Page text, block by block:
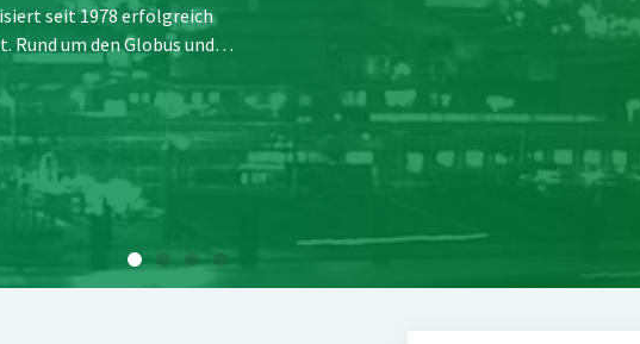
seit 1978 erfolgreich
Rund um den Globus und…